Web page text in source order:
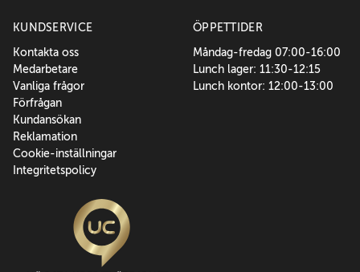
KUNDSERVICE
Kontakta oss
Medarbetare
Vanliga frågor
Förfrågan
Kundansökan
Reklamation
Cookie-inställningar
Integritetspolicy
ÖPPETTIDER
Måndag-fredag 07:00-16:00
Lunch lager: 11:30-12:15
Lunch kontor: 12:00-13:00